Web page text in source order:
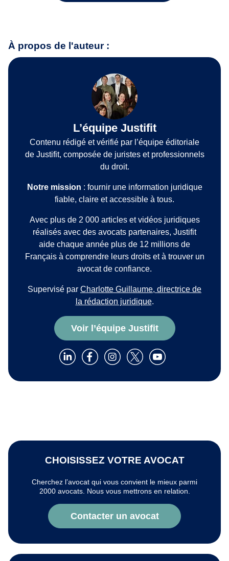
À propos de l'auteur :
L’équipe Justifit
Contenu rédigé et vérifié par l’équipe éditoriale
de Justifit, composée de juristes et professionnels
du droit.
Notre mission : fournir une information juridique
fiable, claire et accessible à tous.
Avec plus de 2 000 articles et vidéos juridiques
réalisés avec des avocats partenaires, Justifit
aide chaque année plus de 12 millions de
Français à comprendre leurs droits et à trouver un
avocat de confiance.
Supervisé par Charlotte Guillaume, directrice de
la rédaction juridique.
Voir l’équipe Justifit
CHOISISSEZ VOTRE AVOCAT
Cherchez l’avocat qui vous convient le mieux parmi
2000 avocats. Nous vous mettrons en relation.
Contacter un avocat